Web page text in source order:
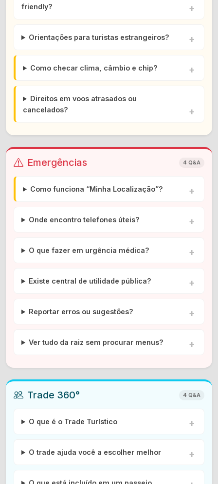
friendly?
Orientações para turistas estrangeiros?
Como checar clima, câmbio e chip?
Direitos em voos atrasados ou
cancelados?
Emergências 4 Q&A
Como funciona “Minha Localização”?
Onde encontro telefones úteis?
O que fazer em urgência médica?
Existe central de utilidade pública?
Reportar erros ou sugestões?
Ver tudo da raiz sem procurar menus?
Trade 360° 4 Q&A
O que é o Trade Turístico
O trade ajuda você a escolher melhor